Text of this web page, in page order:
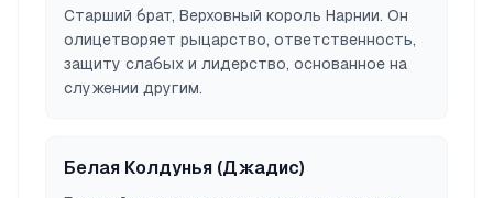
Старший брат, Верховный король Нарнии. Он
олицетворяет рыцарство, ответственность,
защиту слабых и лидерство, основанное на
служении другим.
Белая Колдунья (Джадис)